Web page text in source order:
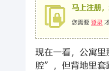
马上注册
您需要 登录
现在一看，公寓
腔”，但背地里套